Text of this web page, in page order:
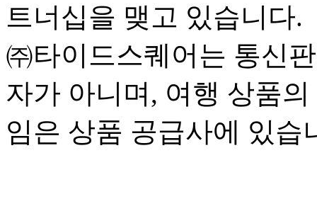
트너십을 맺고 있습니다.
㈜타이드스퀘어는 통신
자가 아니며, 여행 상품
임은 상품 공급사에 있습